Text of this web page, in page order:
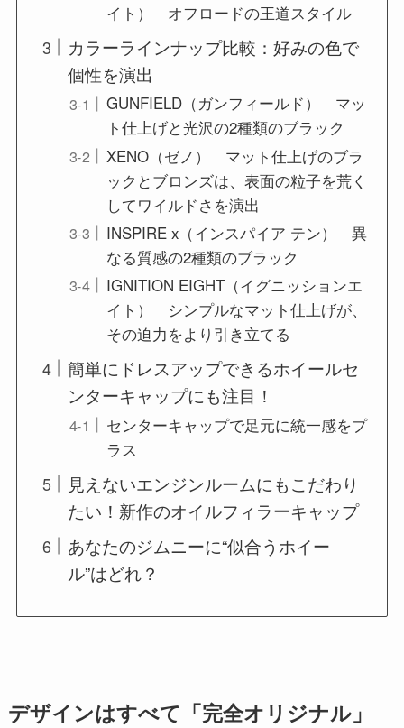
イト） オフロードの王道スタイル
カラーラインナップ比較：好みの色で
個性を演出
GUNFIELD（ガンフィールド） マッ
ト仕上げと光沢の2種類のブラック
XENO（ゼノ） マット仕上げのブラ
ックとブロンズは、表面の粒子を荒く
してワイルドさを演出
INSPIRE x（インスパイア テン） 異
なる質感の2種類のブラック
IGNITION EIGHT（イグニッションエ
イト） シンプルなマット仕上げが、
その迫力をより引き立てる
簡単にドレスアップできるホイールセ
ンターキャップにも注目！
センターキャップで足元に統一感をプ
ラス
見えないエンジンルームにもこだわり
たい！新作のオイルフィラーキャップ
あなたのジムニーに“似合うホイー
ル”はどれ？
デザインはすべて「完全オリジナル」